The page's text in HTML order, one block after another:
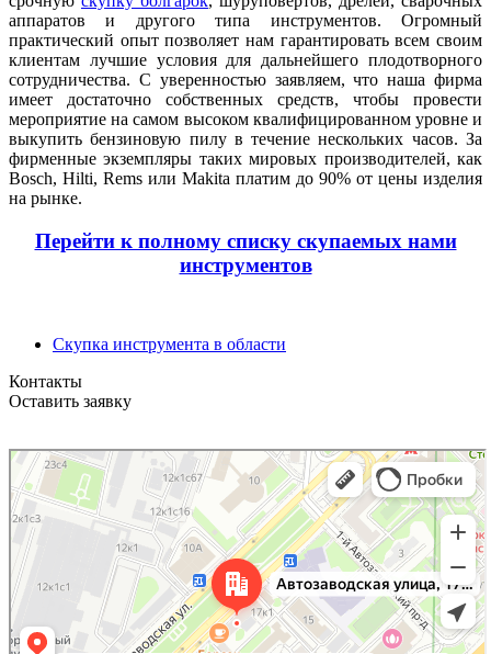
аппаратов и другого типа инструментов. Огромный
практический опыт позволяет нам гарантировать всем своим
клиентам лучшие условия для дальнейшего плодотворного
сотрудничества. С уверенностью заявляем, что наша фирма
имеет достаточно собственных средств, чтобы провести
мероприятие на самом высоком квалифицированном уровне и
выкупить бензиновую пилу в течение нескольких часов. За
фирменные экземпляры таких мировых производителей, как
Bosсh, Hilti, Rems или Makita платим до 90% от цены изделия
на рынке.
Перейти к полному списку скупаемых нами
инструментов
Скупка инструмента в области
Контакты
Оставить заявку